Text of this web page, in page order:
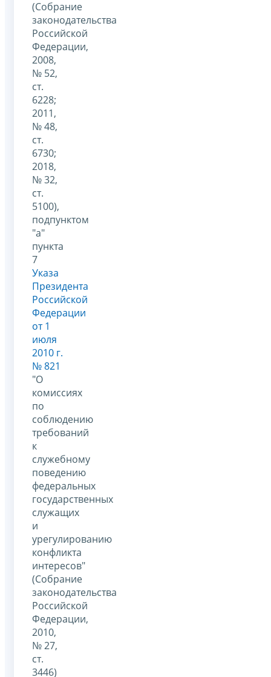
(Собрание
законодательства
Российской
Федерации,
2008,
№ 52,
ст.
6228;
2011,
№ 48,
ст.
6730;
2018,
№ 32,
ст.
5100),
подпунктом
"а"
пункта
7
Указа
Президента
Российской
Федерации
от 1
июля
2010 г.
№ 821
"О
комиссиях
по
соблюдению
требований
к
служебному
поведению
федеральных
государственных
служащих
и
урегулированию
конфликта
интересов"
(Собрание
законодательства
Российской
Федерации,
2010,
№ 27,
ст.
3446)